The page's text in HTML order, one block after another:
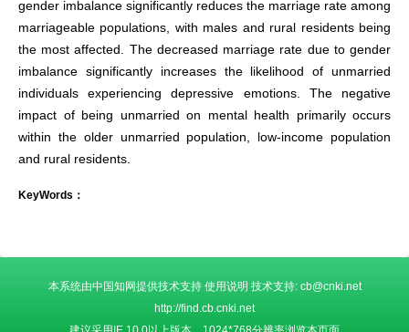
gender imbalance significantly reduces the marriage rate among
marriageable populations, with males and rural residents being
the most affected. The decreased marriage rate due to gender
imbalance significantly increases the likelihood of unmarried
individuals experiencing depressive emotions. The negative
impact of being unmarried on mental health primarily occurs
within the older unmarried population, low-income population
and rural residents.
KeyWords：
本系统由中国知网提供技术支持 使用说明 技术支持: cb@cnki.net
http://find.cb.cnki.net